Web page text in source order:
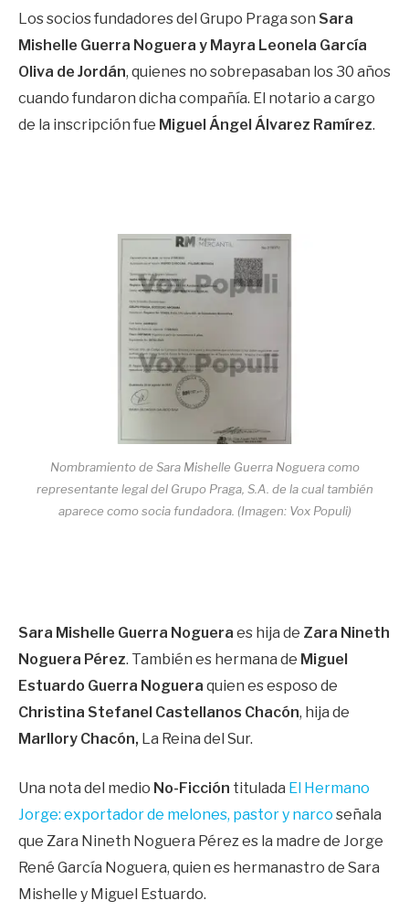
Los socios fundadores del Grupo Praga son Sara
Mishelle Guerra Noguera y Mayra Leonela García
OIiva de Jordán, quienes no sobrepasaban los 30 años
cuando fundaron dicha compañía. El notario a cargo
de la inscripción fue Miguel Ángel Álvarez Ramírez.
Nombramiento de Sara Mishelle Guerra Noguera como
representante legal del Grupo Praga, S.A. de la cual también
aparece como socia fundadora. (Imagen: Vox Populi)
Sara Mishelle Guerra Noguera es hija de Zara Nineth
Noguera Pérez. También es hermana de Miguel
Estuardo Guerra Noguera quien es esposo de
Christina Stefanel Castellanos Chacón, hija de
Marllory Chacón, La Reina del Sur.
Una nota del medio No-Ficción titulada El Hermano
Jorge: exportador de melones, pastor y narco señala
que Zara Nineth Noguera Pérez es la madre de Jorge
René García Noguera, quien es hermanastro de Sara
Mishelle y Miguel Estuardo.